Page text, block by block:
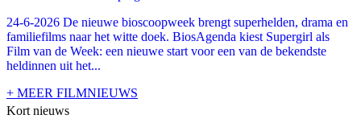
24-6-2026 De nieuwe bioscoopweek brengt superhelden, drama en
familiefilms naar het witte doek. BiosAgenda kiest Supergirl als
Film van de Week: een nieuwe start voor een van de bekendste
heldinnen uit het...
+ MEER FILMNIEUWS
Kort nieuws